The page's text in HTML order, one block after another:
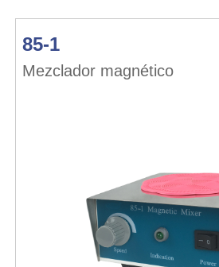
85-1
Mezclador magnético